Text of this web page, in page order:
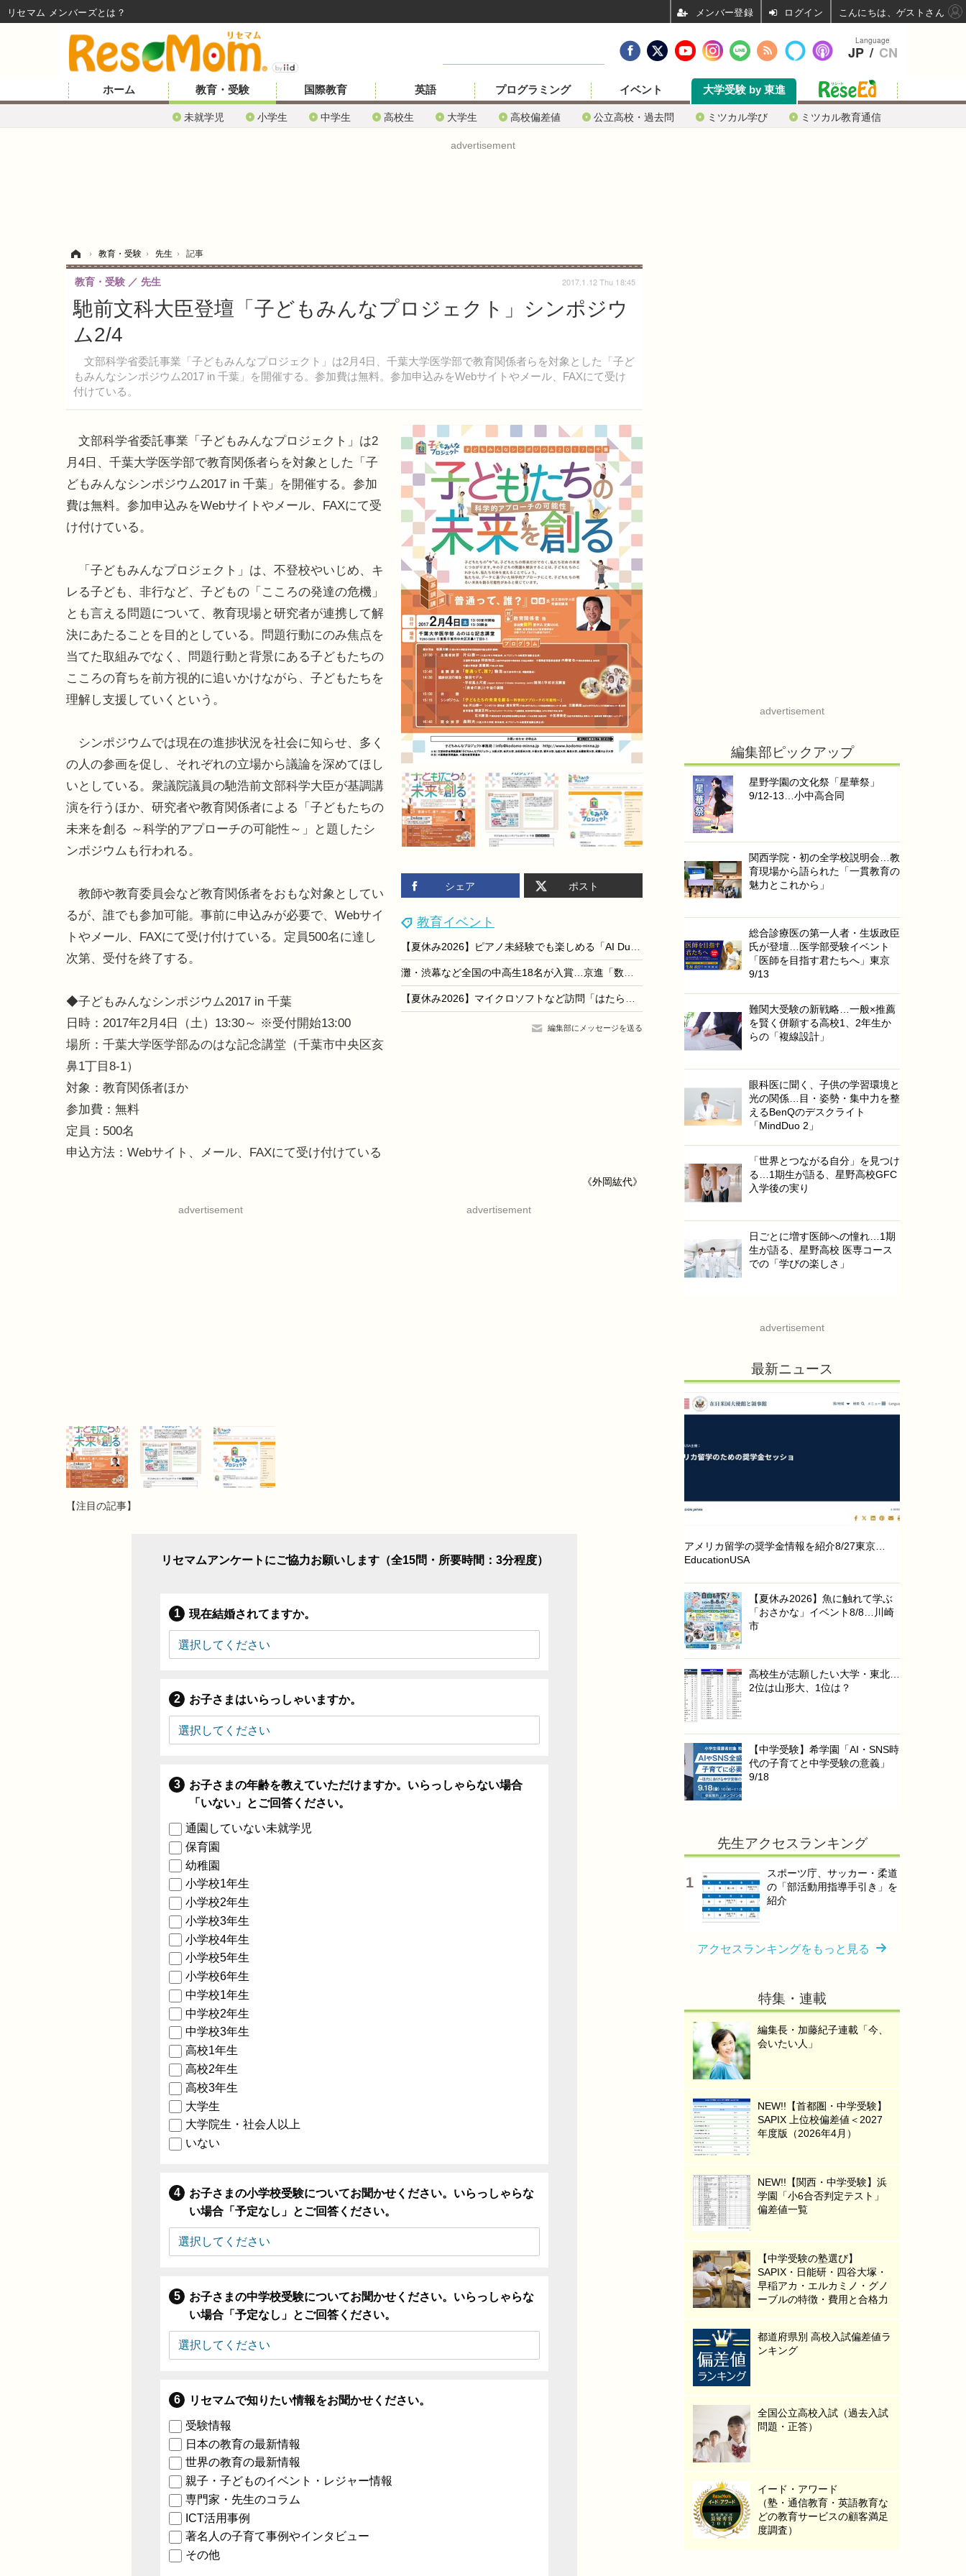
ホーム 教育・受験
未就学児 小学生 中学生 高校生 大学生 高校偏差値 公立高校・過去問 ミツカル学び ミツカル教育通信
国際教育 英語 プログラミング イベント 大学受験 by 東進
advertisement
› 教育・受験 › 先生 › 記事
馳前文科大臣登壇「子どもみんなプロジェクト」シンポジウ
ム2/4
文部科学省委託事業「子どもみんなプロジェクト」は2月4日、千葉大学医学部で教育関係者らを対象とした「子ど
もみんなシンポジウム2017 in 千葉」を開催する。参加費は無料。参加申込みをWebサイトやメール、FAXにて受け
付けている。
教育・受験 先生 2017.1.12 Thu 18:45
シェア ポスト
教育イベント
【夏休み2026】ピアノ未経験でも楽しめる「AI Duo Piano」横浜みなとみらい8/31まで
灘・渋幕など全国の中高生18名が入賞…京進「数学解法コンテスト」結果発表
【夏休み2026】マイクロソフトなど訪問「はたらくえすと」8/24-29…大学生対象
編集部にメッセージを送る
文部科学省委託事業「子どもみんなプロジェクト」は2
月4日、千葉大学医学部で教育関係者らを対象とした「子
どもみんなシンポジウム2017 in 千葉」を開催する。参加
費は無料。参加申込みをWebサイトやメール、FAXにて受
け付けている。
「子どもみんなプロジェクト」は、不登校やいじめ、キ
レる子ども、非行など、子どもの「こころの発達の危機」
とも言える問題について、教育現場と研究者が連携して解
決にあたることを目的としている。問題行動にのみ焦点を
当てた取組みでなく、問題行動と背景にある子どもたちの
こころの育ちを前方視的に追いかけながら、子どもたちを
理解し支援していくという。
シンポジウムでは現在の進捗状況を社会に知らせ、多く
の人の参画を促し、それぞれの立場から議論を深めてほし
いとしている。衆議院議員の馳浩前文部科学大臣が基調講
演を行うほか、研究者や教育関係者による「子どもたちの
未来を創る ～科学的アプローチの可能性～」と題したシ
ンポジウムも行われる。
教師や教育委員会など教育関係者をおもな対象としてい
るが、誰でも参加可能。事前に申込みが必要で、Webサイ
トやメール、FAXにて受け付けている。定員500名に達し
次第、受付を終了する。
◆子どもみんなシンポジウム2017 in 千葉
日時：2017年2月4日（土）13:30～ ※受付開始13:00
場所：千葉大学医学部ゐのはな記念講堂（千葉市中央区亥
鼻1丁目8-1）
対象：教育関係者ほか
参加費：無料
定員：500名
申込方法：Webサイト、メール、FAXにて受け付けている
《外岡紘代》
advertisement advertisement
【注目の記事】
リセマムアンケートにご協力お願いします（全15問・所要時間：3分程度）
現在結婚されてますか。
お子さまはいらっしゃいますか。
お子さまの年齢を教えていただけますか。いらっしゃらない場合
「いない」とご回答ください。
通園していない未就学児
保育園
幼稚園
小学校1年生
小学校2年生
小学校3年生
小学校4年生
小学校5年生
小学校6年生
中学校1年生
中学校2年生
中学校3年生
高校1年生
高校2年生
高校3年生
大学生
大学院生・社会人以上
いない
お子さまの小学校受験についてお聞かせください。いらっしゃらな
い場合「予定なし」とご回答ください。
お子さまの中学校受験についてお聞かせください。いらっしゃらな
い場合「予定なし」とご回答ください。
リセマムで知りたい情報をお聞かせください。
受験情報
日本の教育の最新情報
世界の教育の最新情報
親子・子どものイベント・レジャー情報
専門家・先生のコラム
ICT活用事例
著名人の子育て事例やインタビュー
その他
advertisement
編集部ピックアップ
星野学園の文化祭「星華祭」
9/12-13…小中高合同
関西学院・初の全学校説明会…教
育現場から語られた「一貫教育の
魅力とこれから」
総合診療医の第一人者・生坂政臣
氏が登壇…医学部受験イベント
「医師を目指す君たちへ」東京
9/13
難関大受験の新戦略…一般×推薦
を賢く併願する高校1、2年生か
らの「複線設計」
眼科医に聞く、子供の学習環境と
光の関係…目・姿勢・集中力を整
えるBenQのデスクライト
「MindDuo 2」
「世界とつながる自分」を見つけ
る…1期生が語る、星野高校GFC
入学後の実り
日ごとに増す医師への憧れ…1期
生が語る、星野高校 医専コース
での「学びの楽しさ」
advertisement
最新ニュース
アメリカ留学の奨学金情報を紹介8/27東京…
EducationUSA
【夏休み2026】魚に触れて学ぶ
「おさかな」イベント8/8…川崎
市
高校生が志願したい大学・東北…
2位は山形大、1位は？
【中学受験】希学園「AI・SNS時
代の子育てと中学受験の意義」
9/18
先生アクセスランキング
スポーツ庁、サッカー・柔道
の「部活動用指導手引き」を
紹介
アクセスランキングをもっと見る
特集・連載
編集長・加藤紀子連載「今、
会いたい人」
NEW!!【首都圏・中学受験】
SAPIX 上位校偏差値＜2027
年度版（2026年4月）
NEW!!【関西・中学受験】浜
学園「小6合否判定テスト」
偏差値一覧
【中学受験の塾選び】
SAPIX・日能研・四谷大塚・
早稲アカ・エルカミノ・グノ
ーブルの特徴・費用と合格力
都道府県別 高校入試偏差値ラ
ンキング
全国公立高校入試（過去入試
問題・正答）
イード・アワード
（塾・通信教育・英語教育な
どの教育サービスの顧客満足
度調査）
Language
JP / CN
リセマム メンバーズ ログイン こんにちは、ゲストさん